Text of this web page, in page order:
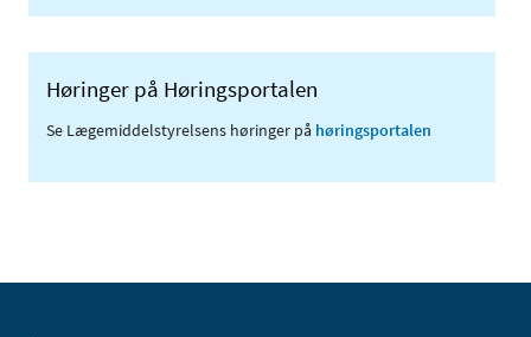
Høringer på Høringsportalen
Se Lægemiddelstyrelsens høringer på høringsportalen